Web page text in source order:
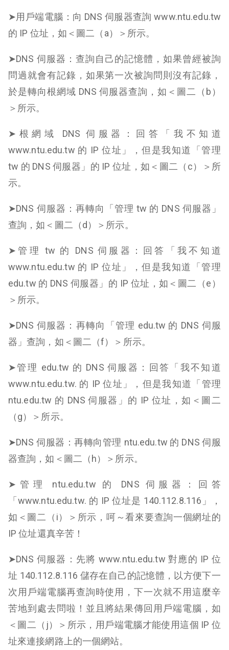
➤用戶端電腦：向 DNS 伺服器查詢 www.ntu.edu.tw
的 IP 位址，如＜圖二（a）＞所示。
➤DNS 伺服器：查詢自己的記憶體，如果曾經被詢
問過就會有記錄，如果第一次被詢問則沒有記錄，
於是轉向根網域 DNS 伺服器查詢，如＜圖二（b）
＞所示。
➤根網域 DNS 伺服器：回答「我不知道
www.ntu.edu.tw 的 IP 位址」，但是我知道「管理
tw 的 DNS 伺服器」的 IP 位址，如＜圖二（c）＞所
示。
➤DNS 伺服器：再轉向「管理 tw 的 DNS 伺服器」
查詢，如＜圖二（d）＞所示。
➤管理 tw 的 DNS 伺服器：回答「我不知道
www.ntu.edu.tw 的 IP 位址」，但是我知道「管理
edu.tw 的 DNS 伺服器」的 IP 位址，如＜圖二（e）
＞所示。
➤DNS 伺服器：再轉向「管理 edu.tw 的 DNS 伺服
器」查詢，如＜圖二（f）＞所示。
➤管理 edu.tw 的 DNS 伺服器：回答「我不知道
www.ntu.edu.tw. 的 IP 位址」，但是我知道「管理
ntu.edu.tw 的 DNS 伺服器」的 IP 位址，如＜圖二
（g）＞所示。
➤DNS 伺服器：再轉向管理 ntu.edu.tw 的 DNS 伺服
器查詢，如＜圖二（h）＞所示。
➤管理 ntu.edu.tw 的 DNS 伺服器：回答
「www.ntu.edu.tw. 的 IP 位址是 140.112.8.116」，
如＜圖二（i）＞所示，呵～看來要查詢一個網址的
IP 位址還真辛苦！
➤DNS 伺服器：先將 www.ntu.edu.tw 對應的 IP 位
址 140.112.8.116 儲存在自己的記憶體，以方便下一
次用戶端電腦再查詢時使用，下一次就不用這麼辛
苦地到處去問啦！並且將結果傳回用戶端電腦，如
＜圖二（j）＞所示，用戶端電腦才能使用這個 IP 位
址來連接網路上的一個網站。